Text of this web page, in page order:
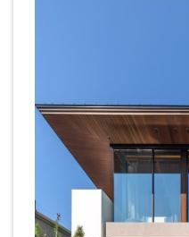
3.2. Nâng cao
chất lượng sống
và sức khỏe
3.3. Tiết kiệm
năng lượng và